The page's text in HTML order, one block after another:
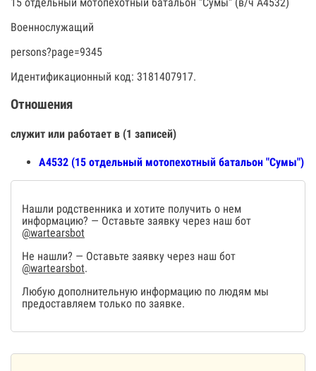
Военнослужащий
persons?page=9345
Идентификационный код: 3181407917.
Отношения
служит или работает в (1 записей)
А4532 (15 отдельный мотопехотный батальон "Сумы")
Нашли родственника и хотите получить о нем
информацию? — Оставьте заявку через наш бот
@wartearsbot
Не нашли? — Оставьте заявку через наш бот
@wartearsbot.
Любую дополнительную информацию по людям мы
предоставляем только по заявке.